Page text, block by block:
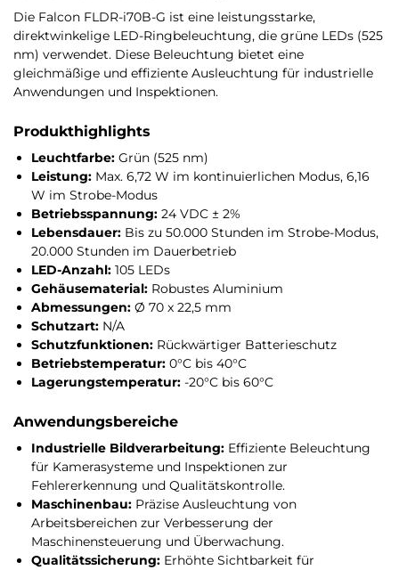
Die Falcon FLDR-i70B-G ist eine leistungsstarke,
direktwinkelige LED-Ringbeleuchtung, die grüne LEDs (525
nm) verwendet. Diese Beleuchtung bietet eine
gleichmäßige und effiziente Ausleuchtung für industrielle
Anwendungen und Inspektionen.
Produkthighlights
Leuchtfarbe: Grün (525 nm)
Leistung: Max. 6,72 W im kontinuierlichen Modus, 6,16
W im Strobe-Modus
Betriebsspannung: 24 VDC ± 2%
Lebensdauer: Bis zu 50.000 Stunden im Strobe-Modus,
20.000 Stunden im Dauerbetrieb
LED-Anzahl: 105 LEDs
Gehäusematerial: Robustes Aluminium
Abmessungen: Ø 70 x 22,5 mm
Schutzart: N/A
Schutzfunktionen: Rückwärtiger Batterieschutz
Betriebstemperatur: 0°C bis 40°C
Lagerungstemperatur: -20°C bis 60°C
Anwendungsbereiche
Industrielle Bildverarbeitung: Effiziente Beleuchtung
für Kamerasysteme und Inspektionen zur
Fehlererkennung und Qualitätskontrolle.
Maschinenbau: Präzise Ausleuchtung von
Arbeitsbereichen zur Verbesserung der
Maschinensteuerung und Überwachung.
Qualitätssicherung: Erhöhte Sichtbarkeit für